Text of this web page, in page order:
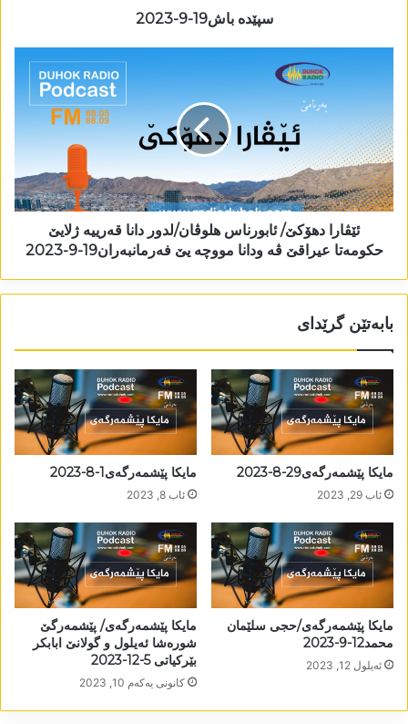
سپێدە باش19-9-2023
ئێڤارا دھۆکێ/ ئابورناس ھلوڤان/لدور دانا قەرییە ژلایێ
حکومەتا عیراقێ ڤە ودانا مووچە یێ فەرمانبەران19-9-2023
بابەتێن گرێدای
مایکا پێشمەرگەی29-8-2023
ئاب 29, 2023
مایکا پێشمەرگەی1-8-2023
ئاب 8, 2023
مایکا پێشمەرگەی/حجی سلێمان
محمد12-9-2023
ئه‌یلول 12, 2023
مایکا پێشمەرگەی/ پێشمەرگێ
شورەشا ئەیلول و گولانێ ابابکر
بێرکیاتی 5-12-2023
كانونی یه‌كه‌م 10, 2023